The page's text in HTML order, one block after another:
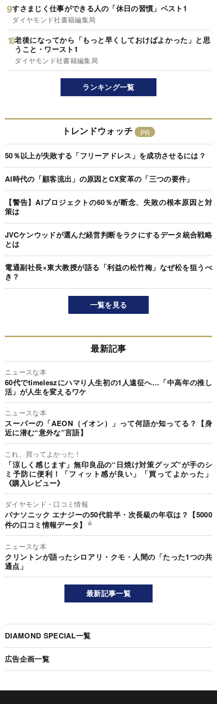
すさまじく仕事ができる人の「休日の習慣」ベスト1
ダイヤモンド社書籍編集局
老後になってから「もっと早くしておけばよかった」と思
うこと・ワースト1
ダイヤモンド社書籍編集局
ランキング一覧
トレンドウォッチ
50％以上が失敗する「フリーアドレス」を成功させるには？
AI時代の「顧客流出」の原因とCX変革の「三つの要件」
【警告】AIプロジェクトの60％が断念、失敗の根本原因と対
策は
JVCケンウッドが選んだ経営判断をラクにするデータ統合戦略
とは
電通副社長×東大教授が語る「利益の松竹梅」なぜ松を狙うべ
き？
一覧を見る
最新記事
ニュースな本
60代でtimeleszにハマり人生初の1人遠征へ…「中高年の推し
活」が人生を変えるワケ
ニュースな本
スーパーの「AEON（イオン）」って何語か知ってる？【身
近に潜む“意外な”言語】
これ、買ってよかった！
「涼しく感じます」無印良品の“日焼け対策グッズ”が手のシ
ミ予防に便利！「フィット感が良い」「買ってよかった」
《購入レビュー》
ダイヤモンド・口コミ情報
パナソニック エナジーの50代前半・次長級の年収は？【5000
件の口コミ情報データ】
ニュースな本
クリントンが語ったシロアリ・クモ・人間の「たった1つの共
通点」
最新記事一覧
DIAMOND SPECIAL一覧
広告企画一覧